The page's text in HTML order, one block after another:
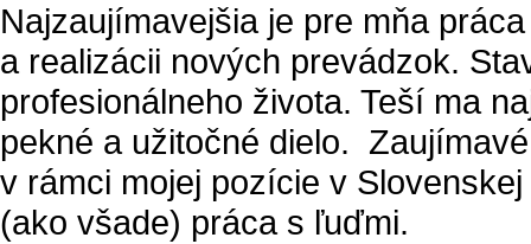
Najzaujímavejšia je pre mňa
a realizácii nových prevádzok.
profesionálneho života. Teší ma
pekné a užitočné dielo.
v rámci mojej pozície v
(ako všade) práca s ľuďmi.